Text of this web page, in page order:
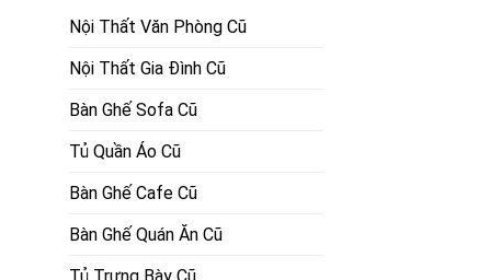
Nội Thất Văn Phòng Cũ
Nội Thất Gia Đình Cũ
Bàn Ghế Sofa Cũ
Tủ Quần Áo Cũ
Bàn Ghế Cafe Cũ
Bàn Ghế Quán Ăn Cũ
Tủ Trưng Bày Cũ